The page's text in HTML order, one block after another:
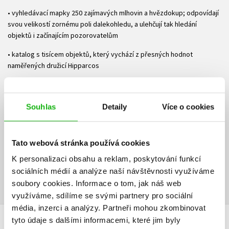
Souhlas Detaily Více o cookies
Tato webová stránka používá cookies
K personalizaci obsahu a reklam, poskytování funkcí
sociálních médií a analýze naší návštěvnosti využíváme
soubory cookies. Informace o tom, jak náš web
využíváme, sdílíme se svými partnery pro sociální
média, inzerci a analýzy. Partneři mohou zkombinovat
tyto údaje s dalšími informacemi, které jim byly
• vyhledávací mapky 250 zajímavých mlhovin a hvězdokup; odpovídají
svou velikostí zornému poli dalekohledu, a ulehčují tak hledání
objektů i začínajícím pozorovatelům
• katalog s tisícem objektů, který vychází z přesných hodnot
naměřených družicí Hipparcos
• fotografie všech 250 zmiňovaných „deep sky“ objektů
• rozsáhlou přílohu, mimo jiné také kalendárium až do roku 2032
Ke stažení
PDF Obsah.pdf PDF Ukázka.pdf